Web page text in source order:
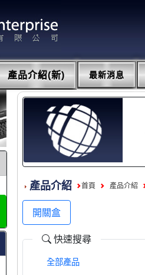
產品介紹(新) 最新消息
產品介紹 首頁 產品介紹
開關盒
快速搜尋
全部產品